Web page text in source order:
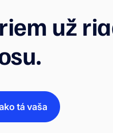
už
tá vaša
SMEyo